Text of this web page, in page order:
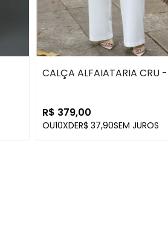
CALÇA ALFAIATARIA CRU
R$ 379,00
OU10XDER$ 37,90SEM JUROS